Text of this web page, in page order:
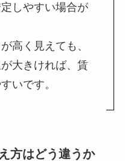
しやすい場合が
高く見えても、
大きければ、賃
いです。
方はどう違うか